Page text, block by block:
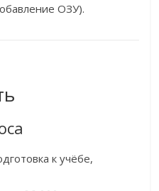
ОЗУ).
к учёбе,